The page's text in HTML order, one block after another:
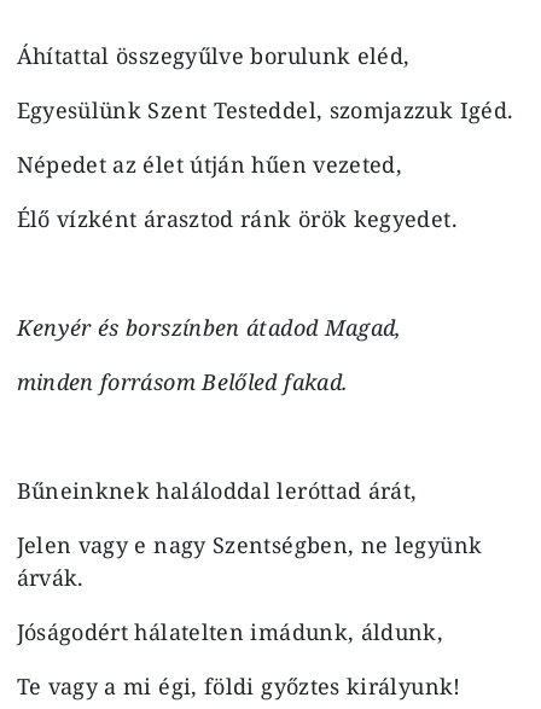
Áhítattal összegyűlve borulunk eléd,
Egyesülünk Szent Testeddel, szomjazzuk Igéd.
Népedet az élet útján hűen vezeted,
Élő vízként árasztod ránk örök kegyedet.
Kenyér és borszínben átadod Magad,
minden forrásom Belőled fakad.
Bűneinknek haláloddal leróttad árát,
Jelen vagy e nagy Szentségben, ne legyünk
árvák.
Jóságodért hálatelten imádunk, áldunk,
Te vagy a mi égi, földi győztes királyunk!